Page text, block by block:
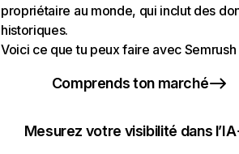
propriétaire au monde, qui inclut des
historiques.
Voici ce que tu peux faire avec Semrush
Comprends ton marché
Mesurez votre visibilité dans l’IA